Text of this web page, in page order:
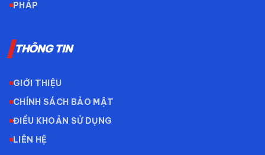
PHÁP
THÔNG TIN
GIỚI THIỆU
CHÍNH SÁCH BẢO MẬT
ĐIỀU KHOẢN SỬ DỤNG
LIÊN HỆ